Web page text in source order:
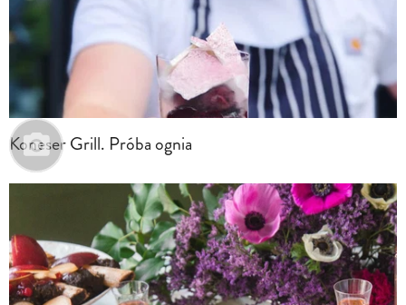
Koneser Grill. Próba ognia